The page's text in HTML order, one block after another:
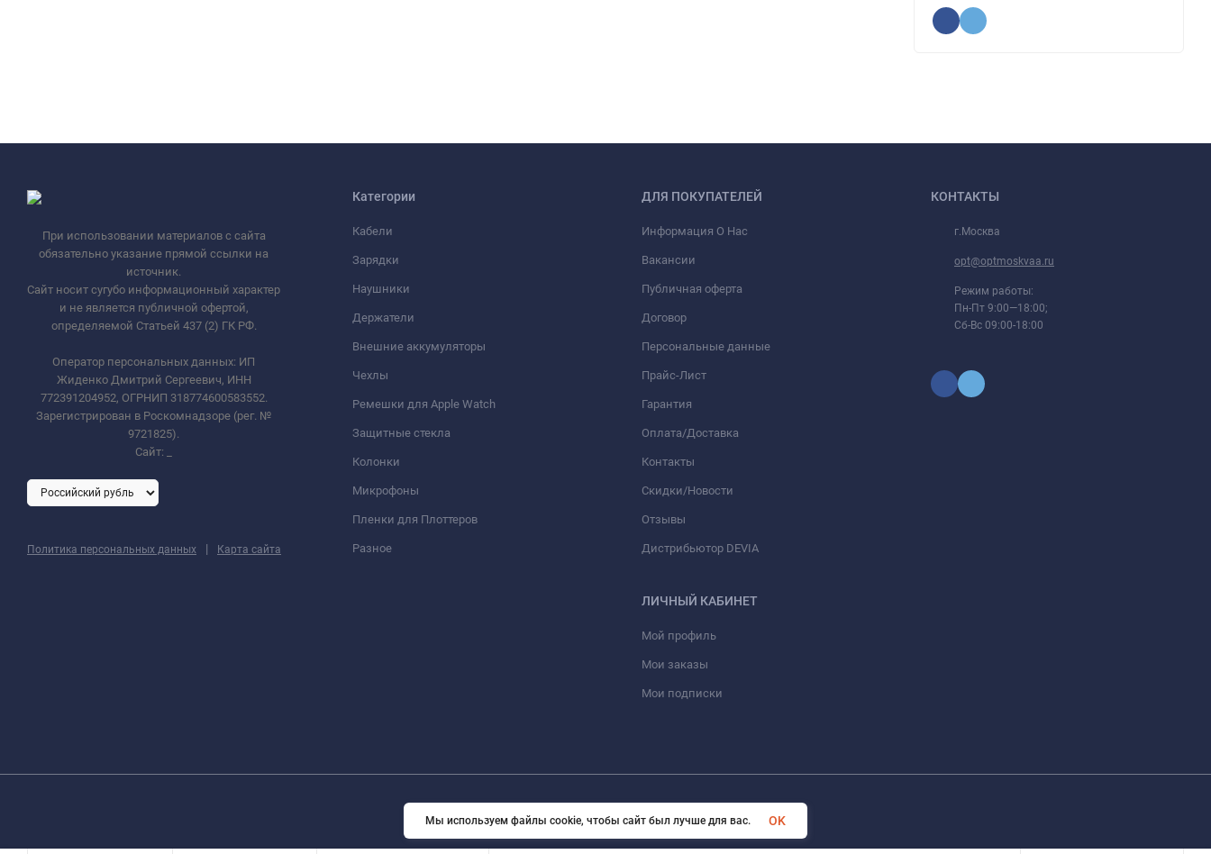
При использовании материалов с сайта
обязательно указание прямой ссылки на
источник.
Сайт носит сугубо информационный характер
и не является публичной офертой,
определяемой Статьей 437 (2) ГК РФ.
Оператор персональных данных: ИП
Жиденко Дмитрий Сергеевич, ИНН
772391204952, ОГРНИП 318774600583552.
Зарегистрирован в Роскомнадзоре (рег. №
9721825).
Сайт:
Политика персональных данных | Карта сайта
Категории
Кабели
Зарядки
Наушники
Держатели
Внешние аккумуляторы
Чехлы
Ремешки для Apple Watch
Защитные стекла
Колонки
Микрофоны
Пленки для Плоттеров
Разное
ДЛЯ ПОКУПАТЕЛЕЙ
Информация О Нас
Вакансии
Публичная оферта
Договор
Персональные данные
Прайс-Лист
Гарантия
Оплата/Доставка
Контакты
Скидки/Новости
Отзывы
Дистрибьютор DEVIA
ЛИЧНЫЙ КАБИНЕТ
Мой профиль
Мои заказы
Мои подписки
КОНТАКТЫ
г.Москва
opt@optmoskvaa.ru
Режим работы:
Пн-Пт 9:00—18:00;
Сб-Вс 09:00-18:00
Мы используем файлы cookie, чтобы сайт был лучше для вас.
OK